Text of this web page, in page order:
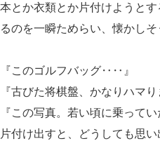
本とか衣類とか片付けようと
るのを一瞬ためらい、懐かし
『このゴルフバッグ‥‥』
『古びた将棋盤、かなりハマ
『この写真。若い頃に乗って
片付け出すと、どうしても思い